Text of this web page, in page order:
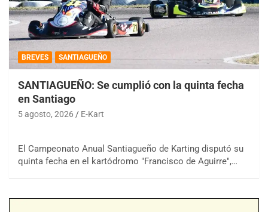
BREVES SANTIAGUEÑO
SANTIAGUEÑO: Se cumplió con la quinta fecha
en Santiago
5 agosto, 2026 E-Kart
El Campeonato Anual Santiagueño de Karting disputó su
quinta fecha en el kartódromo "Francisco de Aguirre",…